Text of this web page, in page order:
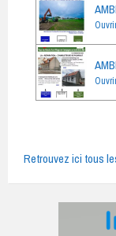
Ouvrir
Ouvrir
Retrouvez ici tous